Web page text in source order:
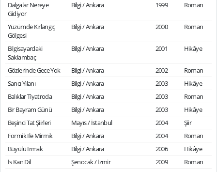
Dalgalar Nereye
Gidiyor
Bilgi / Ankara 1999 Roman
Yüzümde Kırlangıç
Gölgesi
Bilgi / Ankara 2000 Roman
Bilgisayardaki
Saklambaç
Bilgi / Ankara 2001 Hikâye
Gözlerinde Gece Yok Bilgi / Ankara 2002
Roman
Sancı Yılanı
Bilgi / Ankara 2003
Hikâye
Balıklar Tiyatroda
Bilgi / Ankara 2003
Roman
Bir Bayram Günü
Bilgi / Ankara 2003
Hikâye
Beşinci Tat Şiirleri
Mayıs / İstanbul 2004
Şiir
Formik İle Mirmik
Bilgi / Ankara 2004
Roman
Büyülü Irmak
Bilgi / Ankara 2006
Hikâye
İs Kan Dil
Şenocak / İzmir 2009
Roman